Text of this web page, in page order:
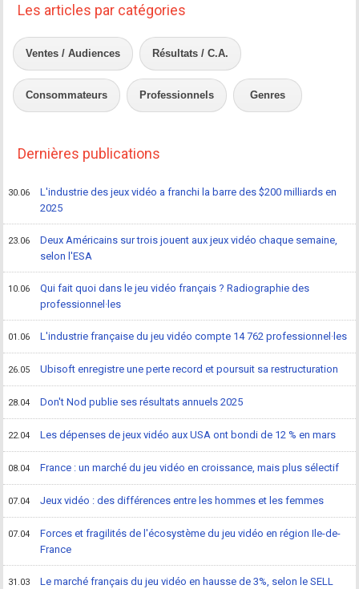
Les articles par catégories
Ventes / Audiences Résultats / C.A.
Consommateurs Professionnels Genres
Dernières publications
30.06
L'industrie des jeux vidéo a franchi la barre des $200 milliards en
2025
23.06
Deux Américains sur trois jouent aux jeux vidéo chaque semaine,
selon l'ESA
10.06
Qui fait quoi dans le jeu vidéo français ? Radiographie des
professionnel·les
01.06 L'industrie française du jeu vidéo compte 14 762 professionnel·les
26.05 Ubisoft enregistre une perte record et poursuit sa restructuration
28.04 Don't Nod publie ses résultats annuels 2025
22.04 Les dépenses de jeux vidéo aux USA ont bondi de 12 % en mars
08.04 France : un marché du jeu vidéo en croissance, mais plus sélectif
07.04 Jeux vidéo : des différences entre les hommes et les femmes
07.04
Forces et fragilités de l'écosystème du jeu vidéo en région Ile-de-
France
31.03 Le marché français du jeu vidéo en hausse de 3%, selon le SELL